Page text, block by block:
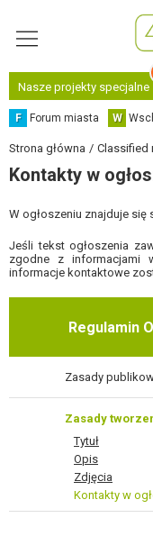
Nasze projekty specjalne
F Forum miasta W
Strona główna Classified
Kontakty w
W ogłoszeniu znajduje
Jeśli tekst ogłoszenia
zgodne z informacjami
informacje kontaktowe
Regulamin
Zasady
Zasady
Tytuł
Opis
Zdjęcia
Kontakty w